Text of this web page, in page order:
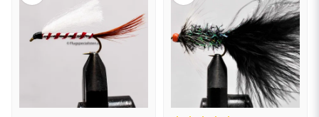
Presentationstekniker
För att vara framgångsrik med streamerflugor krävs ofta specifika
presentationstekniker. Det kan inkludera olika metoder för att kasta
och driva flugan genom vattnet för att maximera dess